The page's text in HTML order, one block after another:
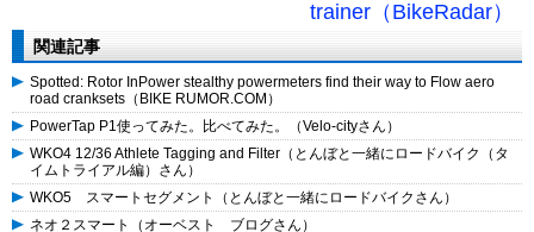
trainer（BikeRadar）
関連記事
Spotted: Rotor InPower stealthy powermeters find their way to Flow aero
road cranksets（BIKE RUMOR.COM）
PowerTap P1使ってみた。比べてみた。（Velo-cityさん）
WKO4 12/36 Athlete Tagging and Filter（とんぼと一緒にロードバイク（タ
イムトライアル編）さん）
WKO5 スマートセグメント（とんぼと一緒にロードバイクさん）
ネオ２スマート（オーベスト ブログさん）